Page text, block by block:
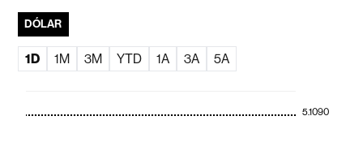
DÓLAR
1D 1M 3M YTD 1A 3A 5A
5.1090